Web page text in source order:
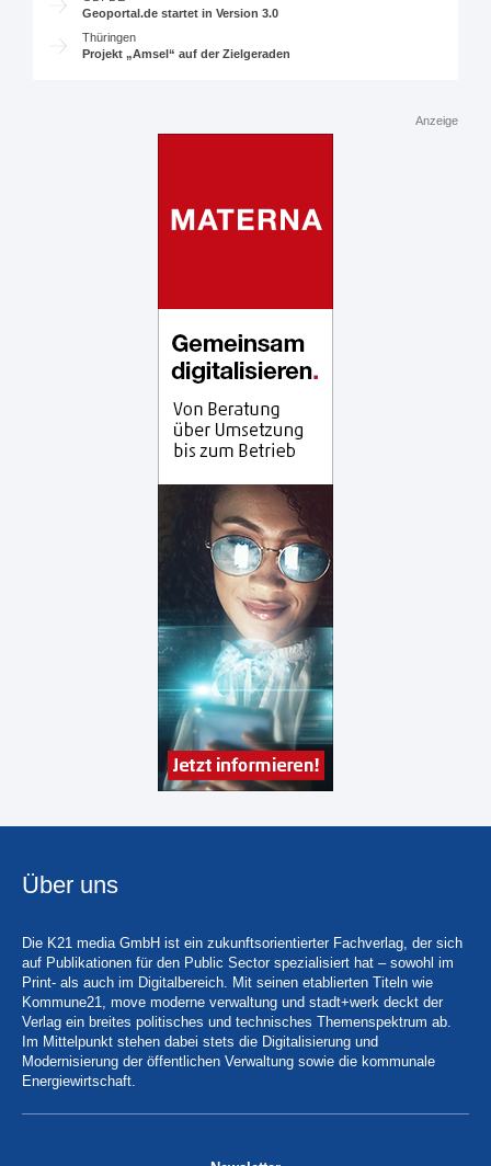
Geoportal.de startet in Version 3.0
Thüringen
Projekt „Amsel“ auf der Zielgeraden
Anzeige
Über uns
Die K21 media GmbH ist ein zukunftsorientierter Fachverlag, der sich
auf Publikationen für den Public Sector spezialisiert hat – sowohl im
Print- als auch im Digitalbereich. Mit seinen etablierten Titeln wie
Kommune21, move moderne verwaltung und stadt+werk deckt der
Verlag ein breites politisches und technisches Themenspektrum ab.
Im Mittelpunkt stehen dabei stets die Digitalisierung und
Modernisierung der öffentlichen Verwaltung sowie die kommunale
Energiewirtschaft.